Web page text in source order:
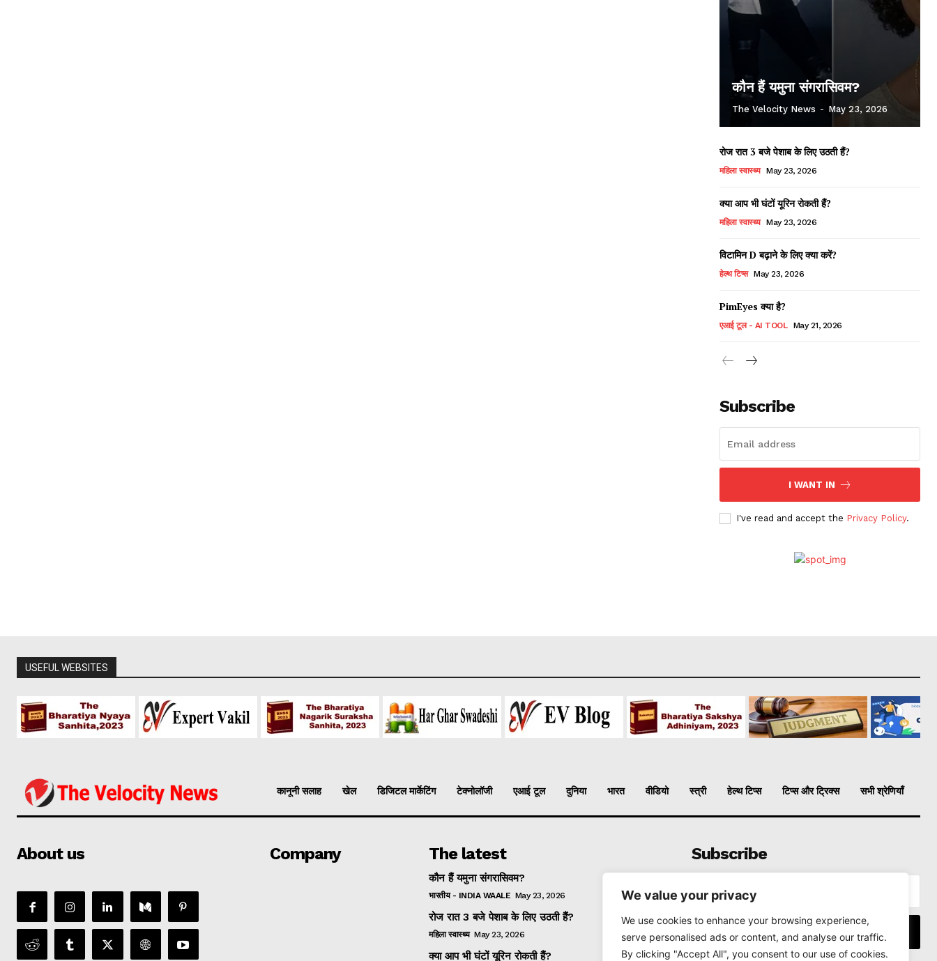
We value your privacy
We use cookies to enhance your browsing experience,
serve personalised ads or content, and analyse our traffic.
By clicking "Accept All", you consent to our use of cookies.
कौन हैं यमुना संगरासिवम?
The Velocity News - May 23, 2026
रोज रात 3 बजे पेशाब के लिए उठती हैं?
महिला स्वास्थ्य May 23, 2026
क्या आप भी घंटों यूरिन रोकती हैं?
महिला स्वास्थ्य May 23, 2026
विटामिन D बढ़ाने के लिए क्या करें?
हेल्थ टिप्स May 23, 2026
PimEyes क्या है?
एआई टूल - AI TOOL May 21, 2026
Subscribe
I WANT IN
I've read and accept the Privacy Policy.
USEFUL WEBSITES
कानूनी सलाह खेल डिजिटल मार्केटिंग टेक्नोलॉजी एआई टूल दुनिया भारत वीडियो स्त्री हेल्थ टिप्स टिप्स और ट्रिक्स सभी श्रेणियाँ
About us Company The latest
कौन हैं यमुना संगरासिवम?
भारतीय - INDIA WAALE May 23, 2026
रोज रात 3 बजे पेशाब के लिए उठती हैं?
महिला स्वास्थ्य May 23, 2026
क्या आप भी घंटों यूरिन रोकती हैं?
Subscribe
I WANT IN